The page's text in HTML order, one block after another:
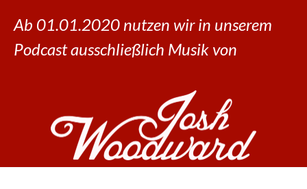
Ab 01.01.2020 nutzen wir in unserem
Podcast ausschließlich Musik von